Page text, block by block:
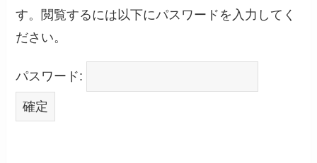
す。閲覧するには以下にパスワードを入力してく
ださい。
パスワード: